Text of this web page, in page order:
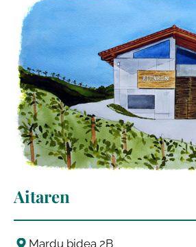
Aitaren
Mardu bidea 2B